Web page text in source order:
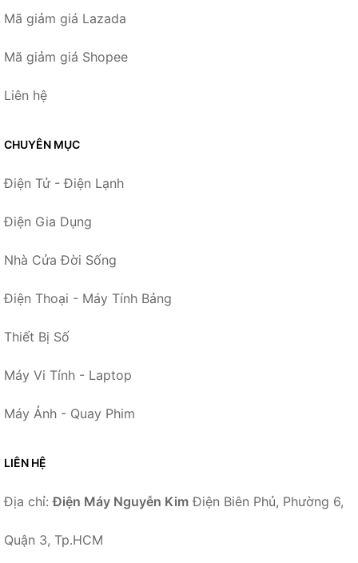
Mã giảm giá Lazada
Mã giảm giá Shopee
Liên hệ
CHUYÊN MỤC
Điện Tử - Điện Lạnh
Điện Gia Dụng
Nhà Cửa Đời Sống
Điện Thoại - Máy Tính Bảng
Thiết Bị Số
Máy Vi Tính - Laptop
Máy Ảnh - Quay Phim
LIÊN HỆ
Địa chỉ:Điện Máy Nguyễn Kim Điện Biên Phủ, Phường 6,
Quận 3, Tp.HCM